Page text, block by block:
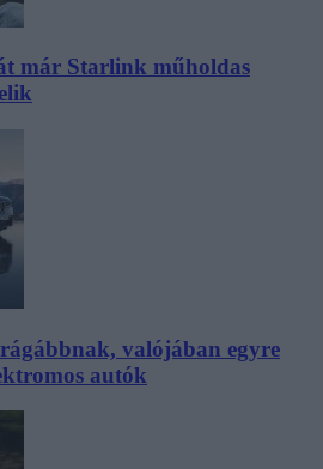
már Starlink műholdas
valójában egyre
autók